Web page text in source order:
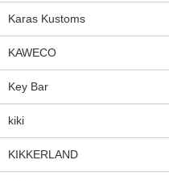
Karas Kustoms
KAWECO
Key Bar
kiki
KIKKERLAND